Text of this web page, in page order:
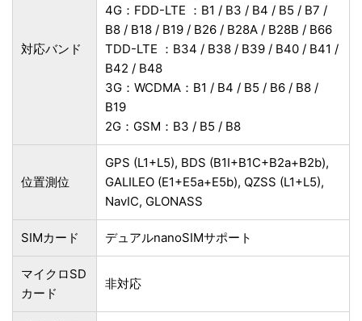
対応バンド
4G：FDD-LTE ：B1 / B3 / B4 / B5 / B7 /
B8 / B18 / B19 / B26 / B28A / B28B / B66
TDD-LTE ：B34 / B38 / B39 / B40 / B41 /
B42 / B48
3G：WCDMA：B1 / B4 / B5 / B6 / B8 /
B19
2G：GSM：B3 / B5 / B8
位置測位
GPS (L1+L5), BDS (B1I+B1C+B2a+B2b),
GALILEO (E1+E5a+E5b), QZSS (L1+L5),
NavIC, GLONASS
SIMカード デュアルnanoSIMサポート
マイクロSD
カード
非対応